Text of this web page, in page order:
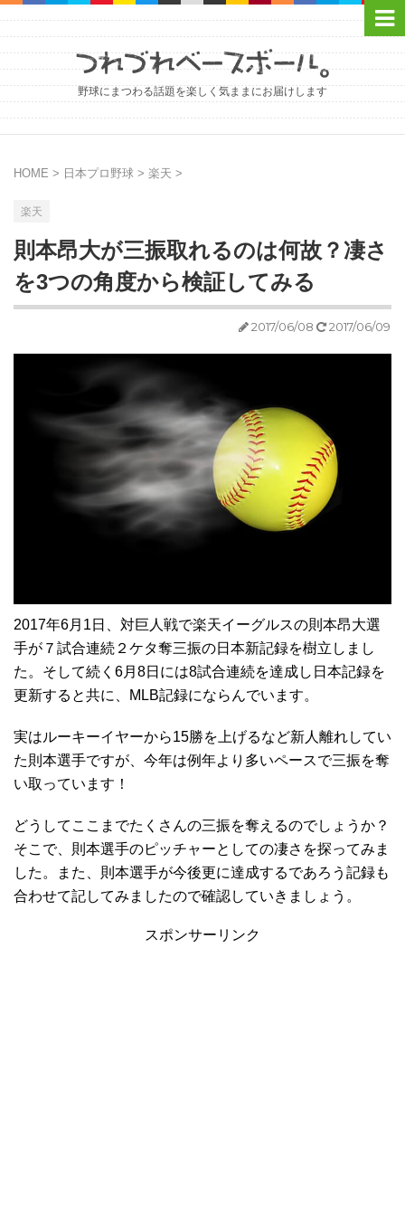
野球にまつわる話題を楽しく気ままにお届けします
HOME > 日本プロ野球 > 楽天 >
楽天
則本昂大が三振取れるのは何故？凄さ
を3つの角度から検証してみる
2017/06/08 2017/06/09
2017年6月1日、対巨人戦で楽天イーグルスの則本昂大選
手が７試合連続２ケタ奪三振の日本新記録を樹立しまし
た。そして続く6月8日には8試合連続を達成し日本記録を
更新すると共に、MLB記録にならんでいます。
実はルーキーイヤーから15勝を上げるなど新人離れしてい
た則本選手ですが、今年は例年より多いペースで三振を奪
い取っています！
どうしてここまでたくさんの三振を奪えるのでしょうか？
そこで、則本選手のピッチャーとしての凄さを探ってみま
した。また、則本選手が今後更に達成するであろう記録も
合わせて記してみましたので確認していきましょう。
スポンサーリンク